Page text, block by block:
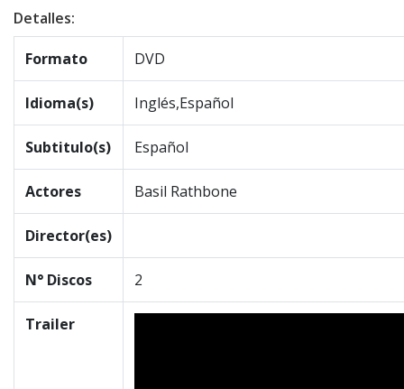
Detalles:
Formato DVD
Idioma(s) Inglés,Español
Subtitulo(s) Español
Actores Basil Rathbone
Director(es)
N° Discos 2
Trailer